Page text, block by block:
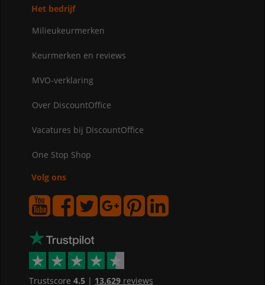
Het bedrijf
Milieukeurmerken
Keurmerken en reviews
MVO-verklaring
Over DiscountOffice
Vacatures bij DiscountOffice
One Stop Shop
Volg ons
Trustscore 4.5| 13.629reviews